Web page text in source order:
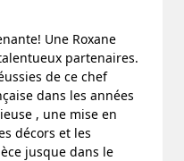
Une Roxane
partenaires.
de ce chef
dans les années
, une mise en
décors et les
jusque dans le